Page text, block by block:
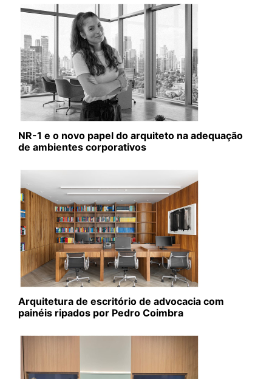
NR-1 e o novo papel do arquiteto na adequação
de ambientes corporativos
Arquitetura de escritório de advocacia com
painéis ripados por Pedro Coimbra